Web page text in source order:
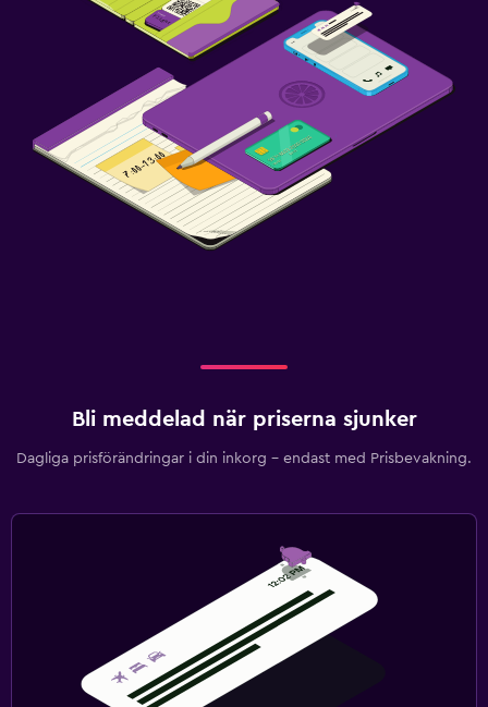
Bli meddelad när priserna sjunker
Dagliga prisförändringar i din inkorg – endast med Prisbevakning.